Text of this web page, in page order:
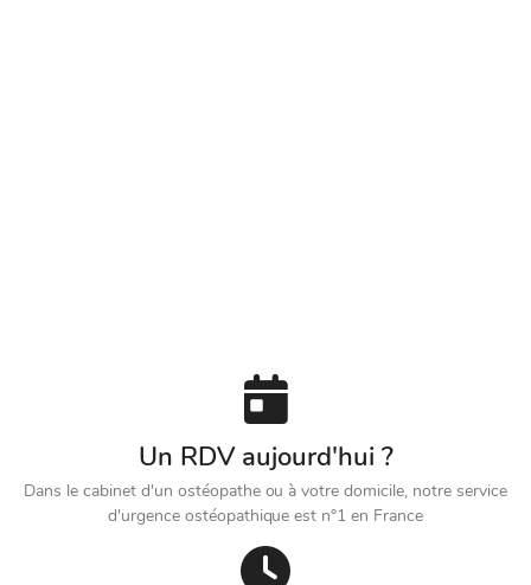
Un RDV aujourd'hui ?
Dans le cabinet d'un ostéopathe ou à votre domicile, notre service
d'urgence ostéopathique est n°1 en France